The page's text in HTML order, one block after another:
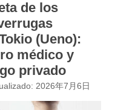
de los
(Ueno):
médico y
privado
2026年7月6日